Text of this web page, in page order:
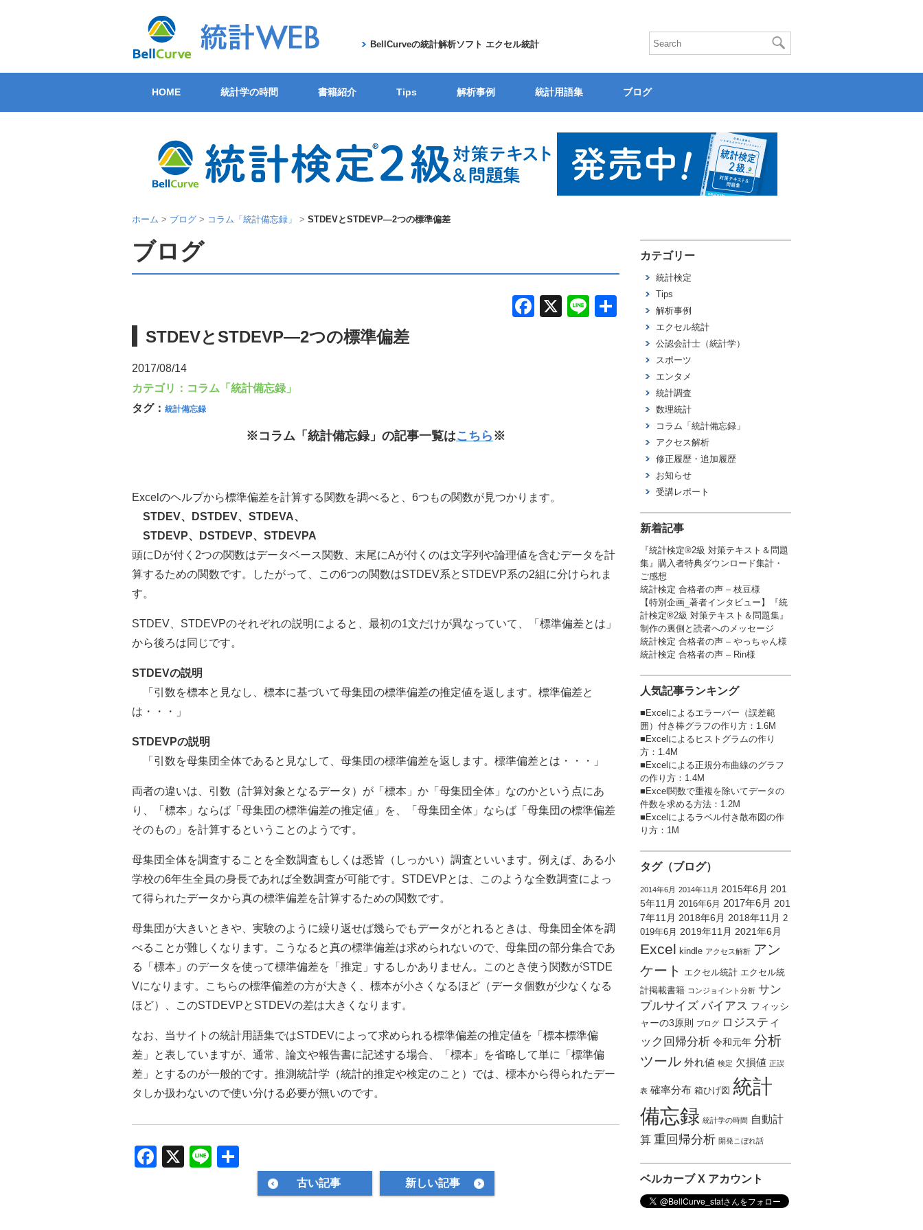
BellCurveの統計解析ソフト エクセル統計
HOME 統計学の時間 書籍紹介 Tips 解析事例 統計用語集 ブログ
ホーム > ブログ > コラム「統計備忘録」 > STDEVとSTDEVP―2つの標準偏差
ブログ
F
X
Li
STDEVとSTDEVP―2つの標準偏差
2017/08/14
カテゴリ： コラム「統計備忘録」
タグ： 統計備忘録
※コラム「統計備忘録」の記事一覧はこちら ※
Excelのヘルプから標準偏差を計算する関数を調べると、6つもの関数が見つかります。
STDEV、DSTDEV、STDEVA、
STDEVP、DSTDEVP、STDEVPA
頭にDが付く2つの関数はデータベース関数、末尾にAが付くのは文字列や論理値を含むデータを計
算するための関数です。したがって、この6つの関数はSTDEV系とSTDEVP系の2組に分けられま
す。
STDEV、STDEVPのそれぞれの説明によると、最初の1文だけが異なっていて、「標準偏差とは」
から後ろは同じです。
STDEVの説明
「引数を標本と見なし、標本に基づいて母集団の標準偏差の推定値を返します。標準偏差と
は・・・」
STDEVPの説明
「引数を母集団全体であると見なして、母集団の標準偏差を返します。標準偏差とは・・・」
両者の違いは、引数（計算対象となるデータ）が「標本」か「母集団全体」なのかという点にあ
り、「標本」ならば「母集団の標準偏差の推定値」を、「母集団全体」ならば「母集団の標準偏差
そのもの」を計算するということのようです。
母集団全体を調査することを全数調査もしくは悉皆（しっかい）調査といいます。例えば、ある小
学校の6年生全員の身長であれば全数調査が可能です。STDEVPとは、このような全数調査によっ
て得られたデータから真の標準偏差を計算するための関数です。
母集団が大きいときや、実験のように繰り返せば幾らでもデータがとれるときは、母集団全体を調
べることが難しくなります。こうなると真の標準偏差は求められないので、母集団の部分集合であ
る「標本」のデータを使って標準偏差を「推定」するしかありません。このとき使う関数がSTDE
Vになります。こちらの標準偏差の方が大きく、標本が小さくなるほど（データ個数が少なくなる
ほど）、このSTDEVPとSTDEVの差は大きくなります。
なお、当サイトの統計用語集ではSTDEVによって求められる標準偏差の推定値を「標本標準偏
差」と表していますが、通常、論文や報告書に記述する場合、「標本」を省略して単に「標準偏
差」とするのが一般的です。推測統計学（統計的推定や検定のこと）では、標本から得られたデー
タしか扱わないので使い分ける必要が無いのです。
F
X
Li
有
古い記事 新しい記事
カテゴリー
統計検定
Tips
解析事例
エクセル統計
公認会計士（統計学）
スポーツ
エンタメ
統計調査
数理統計
コラム「統計備忘録」
アクセス解析
修正履歴・追加履歴
お知らせ
受講レポート
新着記事
『統計検定®2級 対策テキスト＆問題
集』購入者特典ダウンロード集計・
ご感想
統計検定 合格者の声 – 枝豆様
【特別企画_著者インタビュー】『統
計検定®2級 対策テキスト＆問題集』
制作の裏側と読者へのメッセージ
統計検定 合格者の声 – やっちゃん様
統計検定 合格者の声 – Rin様
人気記事ランキング
■ Excelによるエラーバー（誤差範
囲）付き棒グラフの作り方 ：1.6M
■ Excelによるヒストグラムの作り
方 ：1.4M
■ Excelによる正規分布曲線のグラフ
の作り方 ：1.4M
■ Excel関数で重複を除いてデータの
件数を求める方法 ：1.2M
■ Excelによるラベル付き散布図の作
り方 ：1M
タグ（ブログ）
2014年6月 2014年11月 2015年6月 201
5年11月 2016年6月 2017年6月 201
7年11月 2018年6月 2018年11月 2
019年6月 2019年11月 2021年6月
Excel kindle アクセス解析 アン
ケート
エクセル統計 エクセル統
計掲載書籍 コンジョイント分析 サン
プルサイズ バイアス フィッシ
ャーの3原則
ブログ ロジスティ
ック回帰分析 令和元年 分析
ツール 外れ値 検定 欠損値 正誤
表 確率分布 箱ひげ図 統計
備忘録 統計学の時間 自動計
算 重回帰分析 開発こぼれ話
ベルカーブ X アカウント